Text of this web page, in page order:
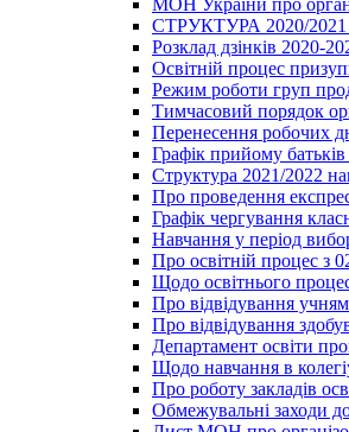
МОН України про
СТРУКТУРА 2020/
Розклад дзінків 2020-
Освітній процес
Режим роботи груп
Тимчасовий порядок
Перенесення робочих
Графік прийому
Структура 2021/2022
Про проведення
Графік чергування
Навчання у період
Про освітній процес з
Щодо освітнього
Про відвідування
Про відвідування
Департамент освіти
Щодо навчання в
Про роботу закладів
Обмежувальні заходи